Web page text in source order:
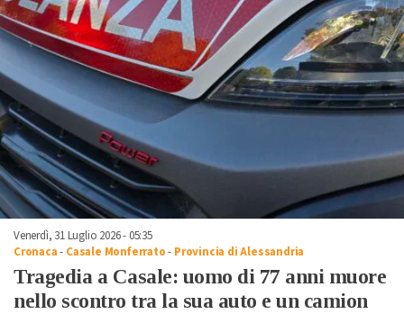
Venerdì, 31 Luglio 2026 - 05:35
Cronaca- Casale Monferrato- Provincia di Alessandria
Tragedia a Casale: uomo di 77 anni muore
nello scontro tra la sua auto e un camion